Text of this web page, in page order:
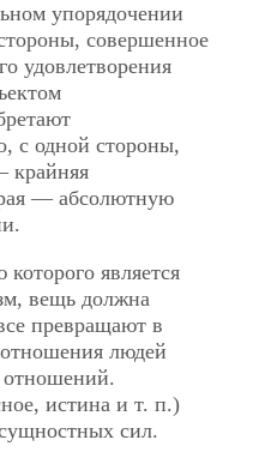
упорядочении
совершенное
удовлетворения
с одной стороны,
крайняя
— абсолютную
является
вещь должна
превращают в
людей
истина и т. п.)
сил.